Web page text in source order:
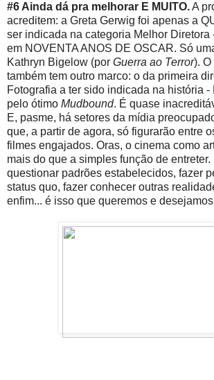
#6 Ainda dá pra melhorar E MUITO.A
acreditem: a Greta Gerwig foi apenas a
ser indicada na categoria Melhor Diretora
em NOVENTA ANOS DE OSCAR. Só
Kathryn Bigelow (por Guerra ao Terror).
também tem outro marco: o da primeira
Fotografia a ter sido indicada na história -
pelo ótimo Mudbound. É quase
E, pasme, há setores da mídia
que, a partir de agora, só figurarão entre
filmes engajados. Oras, o cinema como
mais do que a simples função de
questionar padrões estabelecidos, fazer
status quo, fazer conhecer outras
enfim... é isso que queremos e